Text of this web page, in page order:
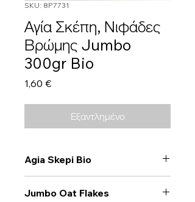
SKU: 8P7731
Αγία Σκέπη, Νιφάδες
Βρώμης Jumbo
300gr Bio
1,60 €Τιμή
Εξαντλημένο
Agia Skepi Bio
Jumbo Oat Flakes